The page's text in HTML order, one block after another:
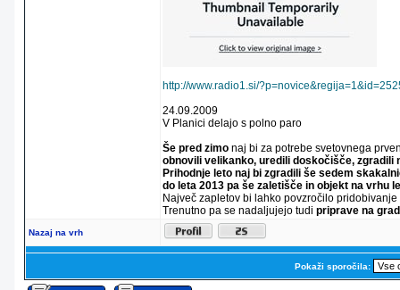
http://www.radio1.si/
24.09.2009
V Planici delajo s polno paro
Še pred zimo naj bi za potrebe svetovnega
obnovili velikanko, uredili doskočišče, zgradili
Prihodnje leto naj bi zgradili še sedem
do leta 2013 pa še zaletišče in objekt na vrhu
Največ zapletov bi lahko povzročilo
Trenutno pa se nadaljujejo tudi priprave na
Nazaj na vrh
Pokaži sporočila: